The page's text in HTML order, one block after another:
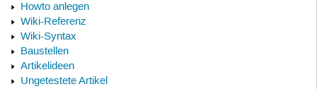
Howto anlegen
Wiki-Referenz
Wiki-Syntax
Baustellen
Artikelideen
Ungetestete Artikel